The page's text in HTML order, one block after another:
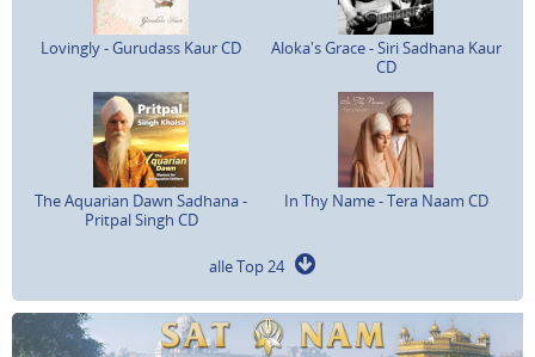
Lovingly - Gurudass Kaur CD
Aloka's Grace - Siri Sadhana Kaur
CD
The Aquarian Dawn Sadhana -
Pritpal Singh CD
In Thy Name - Tera Naam CD
alle Top 24